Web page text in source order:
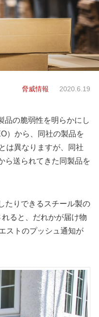
脅威情報 2020.6.19
品の脆弱性を明らかにし
）から、同社の製品を
は異なりますが、同社
ら送られてきた同製品を
たりできるスチール製の
ると、だれかが届け物
ストのプッシュ通知が